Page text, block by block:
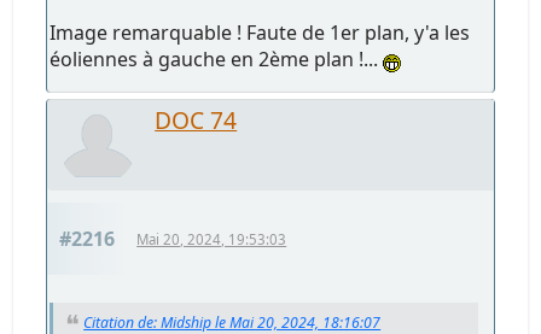
Image remarquable ! Faute de 1er plan, y'a les
éoliennes à gauche en 2ème plan !...
DOC 74
#2216 Mai 20, 2024, 19:53:03
Citation de: Midship le Mai 20, 2024, 18:16:07